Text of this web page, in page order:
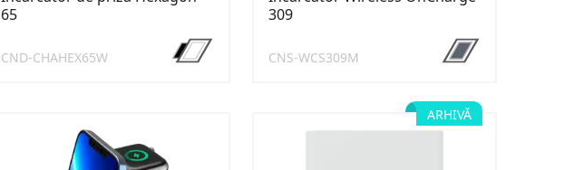
65
CND-CHAHEX65W
309
CNS-WCS309M
ARHIVĂ